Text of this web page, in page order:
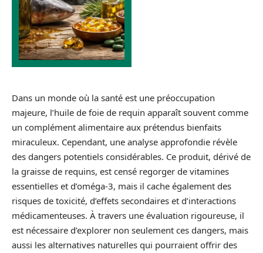
Dans un monde où la santé est une préoccupation
majeure, l’huile de foie de requin apparaît souvent comme
un complément alimentaire aux prétendus bienfaits
miraculeux. Cependant, une analyse approfondie révèle
des dangers potentiels considérables. Ce produit, dérivé de
la graisse de requins, est censé regorger de vitamines
essentielles et d’oméga-3, mais il cache également des
risques de toxicité, d’effets secondaires et d’interactions
médicamenteuses. À travers une évaluation rigoureuse, il
est nécessaire d’explorer non seulement ces dangers, mais
aussi les alternatives naturelles qui pourraient offrir des